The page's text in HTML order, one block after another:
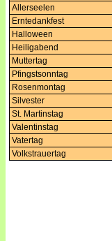
Allerseelen
Erntedankfest
Halloween
Heiligabend
Muttertag
Pfingstsonntag
Rosenmontag
Silvester
St. Martinstag
Valentinstag
Vatertag
Volkstrauertag